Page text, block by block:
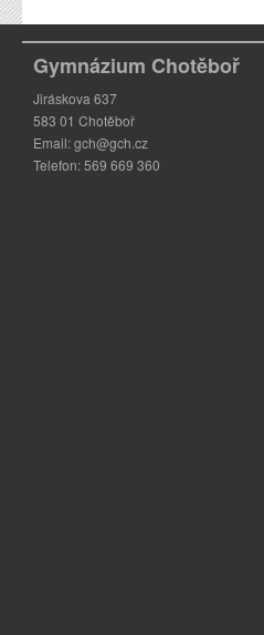
Gymnázium Chotěboř
Jiráskova 637
583 01 Chotěboř
Email:gch@gch.cz
Telefon: 569 669 360